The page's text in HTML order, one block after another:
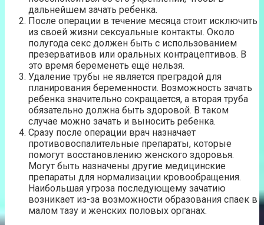
дальнейшем зачать ребенка.
После операции в течение месяца стоит исключить
из своей жизни сексуальные контакты. Около
полугода секс должен быть с использованием
презервативов или оральных контрацептивов. В
это время беременеть ещё нельзя.
Удаление трубы не является преградой для
планирования беременности. Возможность зачать
ребенка значительно сокращается, а вторая труба
обязательно должна быть здоровой. В таком
случае можно зачать и выносить ребенка.
Сразу после операции врач назначает
противовоспалительные препараты, которые
помогут восстановлению женского здоровья.
Могут быть назначены другие медицинские
препараты для нормализации кровообращения.
Наибольшая угроза последующему зачатию
возникает из-за возможности образования спаек в
малом тазу и женских половых органах.